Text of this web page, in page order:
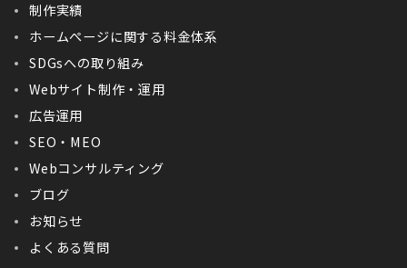
制作実績
ホームぺージに関する料金体系
SDGsへの取り組み
Webサイト制作・運用
広告運用
SEO・MEO
Webコンサルティング
ブログ
お知らせ
よくある質問